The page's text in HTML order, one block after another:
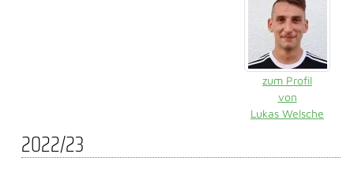
zum Profil
von
Lukas Welsche
2022/23